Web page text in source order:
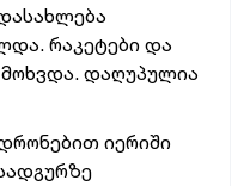
რაკეტები და
დაღუპულია
იერიში